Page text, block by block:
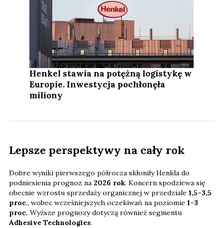
Henkel stawia na potężną logistykę w
Europie. Inwestycja pochłonęła
miliony
Lepsze perspektywy na cały rok
Dobre wyniki pierwszego półrocza skłoniły Henkla do
podniesienia prognoz na 2026 rok. Koncern spodziewa się
obecnie wzrostu sprzedaży organicznej w przedziale 1,5–3,5
proc., wobec wcześniejszych oczekiwań na poziomie 1–3
proc. Wyższe prognozy dotyczą również segmentu
Adhesive Technologies.